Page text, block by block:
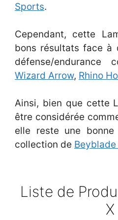
Sports.
Cependant, cette
bons résultats face à
défense/endurance
Wizard Arrow, Rhino
Ainsi, bien que cette
être considérée
elle reste une
collection de Beyblade
Liste de
X